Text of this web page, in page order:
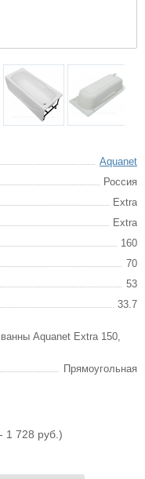
Aquanet
Россия
Extra
Extra
160
70
53
33.7
Aquanet Extra 150,
Прямоугольная
1 728 руб.)